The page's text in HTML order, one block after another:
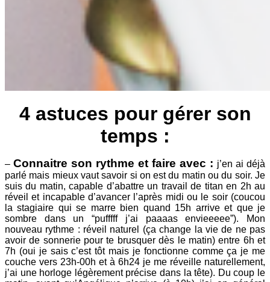
4 astuces pour gérer son
temps :
– Connaitre son rythme et faire avec : j’en ai déjà
parlé mais mieux vaut savoir si on est du matin ou du soir. Je
suis du matin, capable d’abattre un travail de titan en 2h au
réveil et incapable d’avancer l’après midi ou le soir (coucou
la stagiaire qui se marre bien quand 15h arrive et que je
sombre dans un “pufffff j’ai paaaas envieeeee”). Mon
nouveau rythme : réveil naturel (ça change la vie de ne pas
avoir de sonnerie pour te brusquer dès le matin) entre 6h et
7h (oui je sais c’est tôt mais je fonctionne comme ça je me
couche vers 23h-00h et à 6h24 je me réveille naturellement,
j’ai une horloge légèrement précise dans la tête). Du coup le